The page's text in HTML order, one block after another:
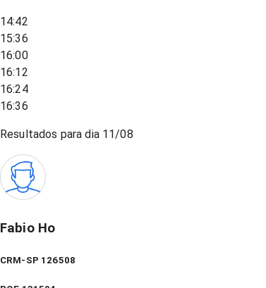
14:42
15:36
16:00
16:12
16:24
16:36
Resultados para dia 11/08
Fabio Ho
CRM-SP 126508